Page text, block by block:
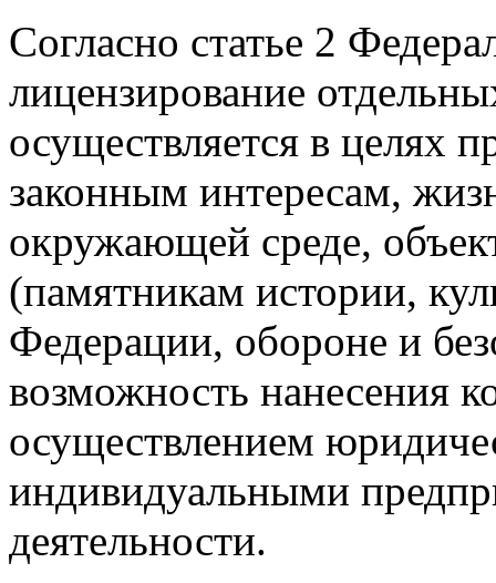
Согласно статье 2
лицензирование
осуществляется в целях
законным интересам,
окружающей среде,
(памятникам истории,
Федерации, обороне и
возможность нанесения
осуществлением
индивидуальными
деятельности.